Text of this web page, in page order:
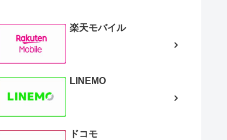
楽天モバイル
LINEMO
ドコモ